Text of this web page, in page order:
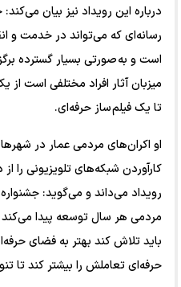
درباره این رویداد نیز بیان
رسانه‌ای که می‌تواند در خدمت و
است و به صورتی بسیار گسترده
میزبان آثار افراد مختلفی است
تا یک فیلم ساز حرفه‌ای.
او اکران‌های مردمی عمار در
کارآوردن شبکه‌های تلویزیونی را
رویداد می‌داند و می‌گوید:
مردمی هر سال توسعه پیدا می‌کند
باید تلاش کند بهتر به فضای
حرفه‌ای تعاملش را بیشتر کند تا